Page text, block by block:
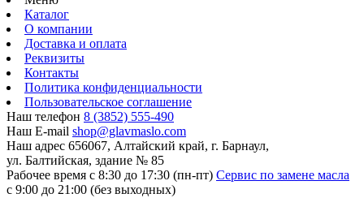
Каталог
О компании
Доставка и оплата
Реквизиты
Контакты
Политика конфиденциальности
Пользовательское соглашение
Наш телефон 8 (3852) 555-490
Наш E-mail shop@glavmaslo.com
Наш адрес 656067, Алтайский край, г. Барнаул,
ул. Балтийская, здание № 85
Рабочее время с 8:30 до 17:30 (пн-пт) Сервис по замене масла
с 9:00 до 21:00 (без выходных)